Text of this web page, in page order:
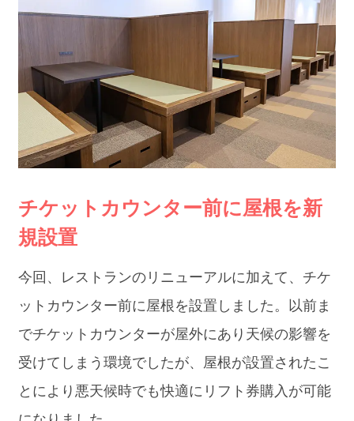
チケットカウンター前に屋根を新
規設置
今回、レストランのリニューアルに加えて、チケ
ットカウンター前に屋根を設置しました。以前ま
でチケットカウンターが屋外にあり天候の影響を
受けてしまう環境でしたが、屋根が設置されたこ
とにより悪天候時でも快適にリフト券購入が可能